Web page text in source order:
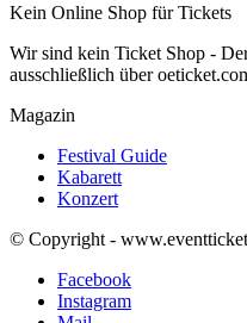
Kein Online Shop für Tickets
Wir sind kein Ticket Shop -
ausschließlich über
Magazin
Festival Guide
Kabarett
Konzert
© Copyright -
Facebook
Instagram